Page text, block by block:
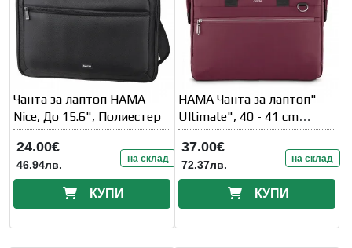
Чанта за лаптоп HAMA
Nice, До 15.6", Полиестер
24.00€
46.94лв. на склад
КУПИ
HAMA Чанта за лаптоп"
Ultimate", 40 - 41 cm
(15.6" - 16.2" )
37.00€
72.37лв. на склад
КУПИ